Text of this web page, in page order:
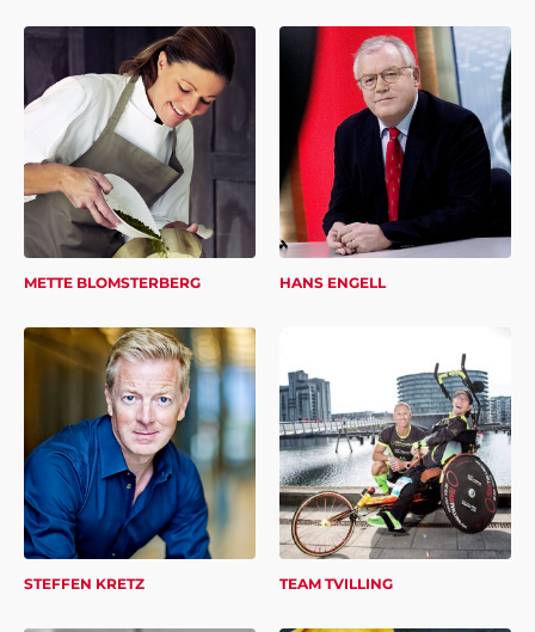
METTE BLOMSTERBERG HANS ENGELL
STEFFEN KRETZ TEAM TVILLING